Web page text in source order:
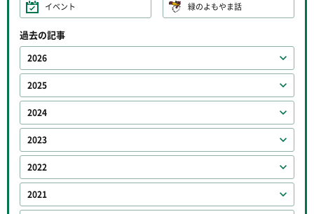
イベント 緑のよもやま話
過去の記事
2026
2025
2024
2023
2022
2021